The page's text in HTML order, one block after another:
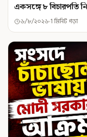
একসঙ্গে ৮ বিচারপতি
৬/৮/২০২৬ 1 মিনিট পড়া